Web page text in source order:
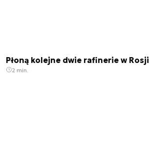
Płoną kolejne dwie rafinerie w Rosji
2 min.